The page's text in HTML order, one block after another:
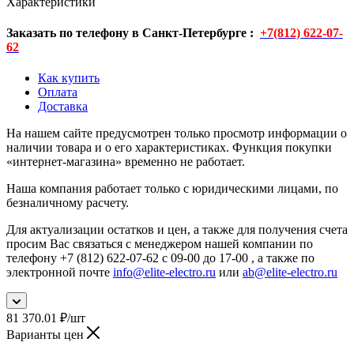
Заказать по телефону в Санкт-Петербурге : +7(812) 622-07-
62
Как купить
Оплата
Доставка
На нашем сайте предусмотрен только просмотр информации о
наличии товара и о его характеристиках. Функция покупки
«интернет-магазина» временно не работает.
Наша компания работает только с юридическими лицами, по
безналичному расчету.
Для актуализации остатков и цен, а также для получения счета
просим Вас связаться с менеджером нашей компании по
телефону +7 (812) 622-07-62 с 09-00 до 17-00 , а также по
электронной почте info@elite-electro.ru или ab@elite-electro.ru
81 370.01 ₽/шт
Варианты цен